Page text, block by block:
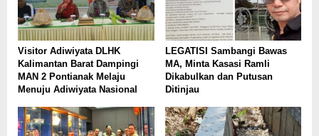
Visitor Adiwiyata DLHK
Kalimantan Barat Dampingi
MAN 2 Pontianak Melaju
Menuju Adiwiyata Nasional
LEGATISI Sambangi Bawas
MA, Minta Kasasi Ramli
Dikabulkan dan Putusan
Ditinjau